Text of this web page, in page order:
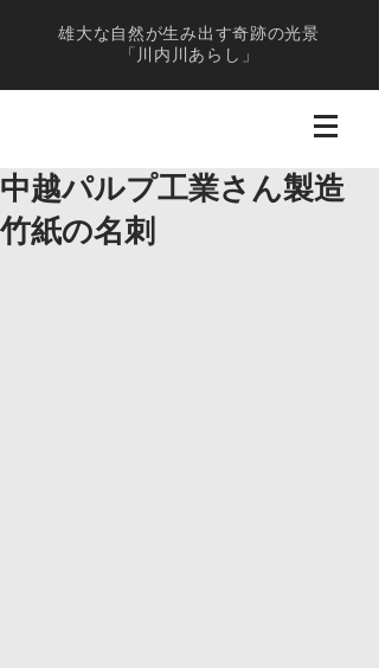
雄大な自然が生み出す奇跡の光景
「川内川あらし」
中越パルプ工業さん製造
竹紙の名刺